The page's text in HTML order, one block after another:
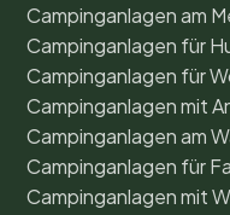
Campinganlagen am
Campinganlagen für
Campinganlagen für
Campinganlagen mit
Campinganlagen am
Campinganlagen für
Campinganlagen mit